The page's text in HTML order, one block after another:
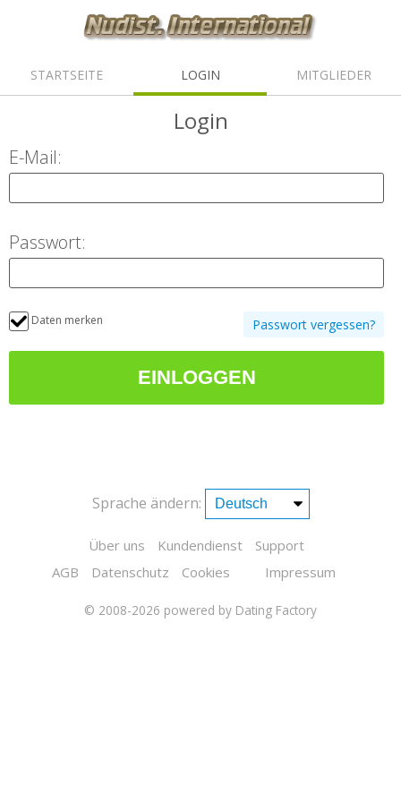
STARTSEITE LOGIN MITGLIEDER
Login
E-Mail:
Passwort:
Daten merken Passwort vergessen?
Sprache ändern:
Über uns Kundendienst
Support
AGB
Datenschutz Cookies Impressum
© 2008-2026 powered by Dating Factory